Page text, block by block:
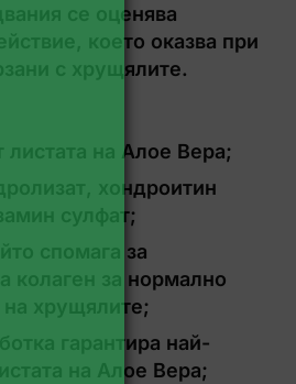
се оценява
което оказва при
с хрущялите.
листата на Алое Вера;
хондроитин
сулфат;
спомага за
колаген за нормално
на хрущялите;
гарантира най-
на Алое Вера;